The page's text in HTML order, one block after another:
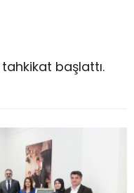
başlattı.